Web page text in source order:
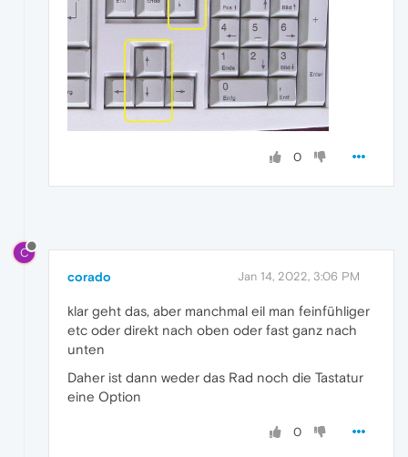
0
C
corado Jan 14, 2022, 3:06 PM
klar geht das, aber manchmal eil man feinfühliger
etc oder direkt nach oben oder fast ganz nach
unten
Daher ist dann weder das Rad noch die Tastatur
eine Option
0